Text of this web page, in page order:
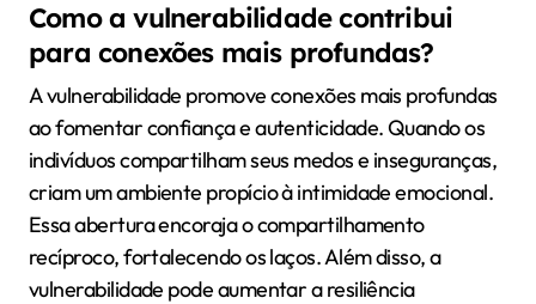
Como a vulnerabilidade contribui
para conexões mais profundas?
A vulnerabilidade promove conexões mais profundas
ao fomentar confiança e autenticidade. Quando os
indivíduos compartilham seus medos e inseguranças,
criam um ambiente propício à intimidade emocional.
Essa abertura encoraja o compartilhamento
recíproco, fortalecendo os laços. Além disso, a
vulnerabilidade pode aumentar a resiliência